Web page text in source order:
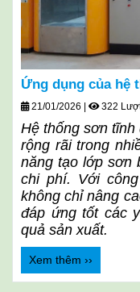
Ứng dụng của hệ
21/01/2026 322
Hệ thống sơn
rộng rãi trong
năng tạo lớp sơn
chi phí. Với
không chỉ nâng
đáp ứng tốt các
quả sản xuất.
Xem thêm ››